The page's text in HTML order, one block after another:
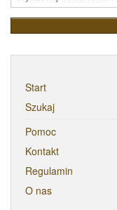
Start
Szukaj
Pomoc
Kontakt
Regulamin
O nas